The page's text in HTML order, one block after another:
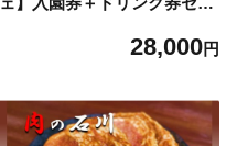
28,000円